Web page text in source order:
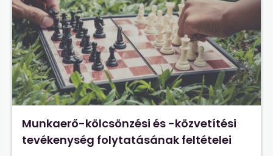
Munkaerő-kölcsönzési és -közvetítési
tevékenység folytatásának feltételei